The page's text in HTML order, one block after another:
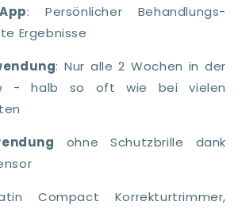
: Persönlicher Behandlungs-
Ergebnisse
: Nur alle 2 Wochen in der
- halb so oft wie bei vielen
ohne Schutzbrille dank
Compact Korrekturtrimmer,